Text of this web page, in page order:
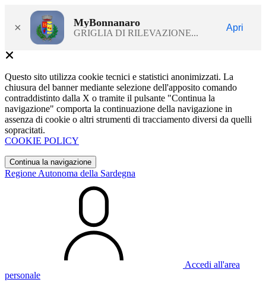
× MyBonnanaro
GRIGLIA DI RILEVAZIONE...
Apri
Questo sito utilizza cookie tecnici e statistici anonimizzati. La
chiusura del banner mediante selezione dell'apposito comando
contraddistinto dalla X o tramite il pulsante "Continua la
navigazione" comporta la continuazione della navigazione in
assenza di cookie o altri strumenti di tracciamento diversi da quelli
sopracitati.
COOKIE POLICY
Continua la navigazione
Regione Autonoma della Sardegna
Accedi all'area
personale